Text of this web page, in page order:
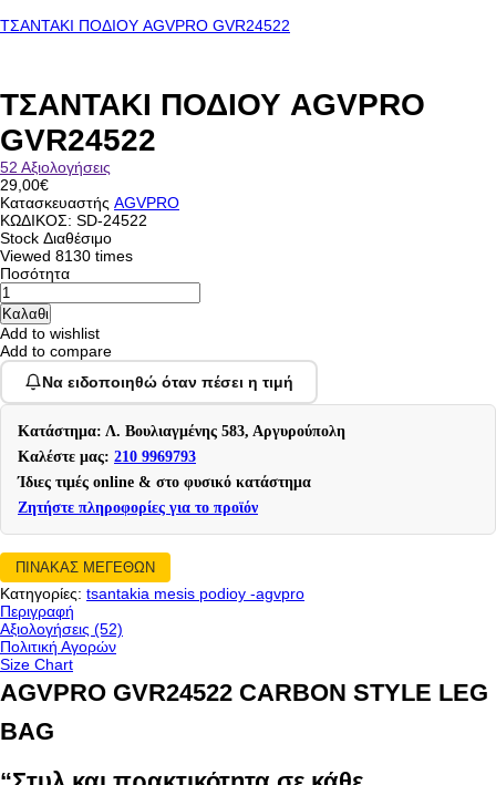
ΤΣΑΝΤΑΚΙ ΠΟΔΙΟΥ AGVPRO GVR24522
ΤΣΑΝΤΑΚΙ ΠΟΔΙΟΥ AGVPRO
GVR24522
52 Αξιολογήσεις
29,00€
Κατασκευαστής AGVPRO
ΚΩΔΙΚΟΣ: SD-24522
Stock Διαθέσιμο
Viewed 8130 times
Ποσότητα
Add to wishlist
Add to compare
Να ειδοποιηθώ όταν πέσει η τιμή
Κατάστημα: Λ. Βουλιαγμένης 583, Αργυρούπολη
Καλέστε μας: 210 9969793
Ίδιες τιμές online & στο φυσικό κατάστημα
Ζητήστε πληροφορίες για το προϊόν
ΠΙΝΑΚΑΣ ΜΕΓΕΘΩΝ
Κατηγορίες: tsantakia mesis podioy -agvpro
Περιγραφή
Αξιολογήσεις (52)
Πολιτική Αγορών
Size Chart
AGVPRO GVR24522 CARBON STYLE LEG
BAG